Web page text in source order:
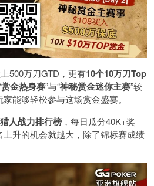
500万刀GTD，更有10个10万刀Top
赏金热身赛”与“神秘赏金迷你主赛”较
能够轻松参与这场赏金盛宴。
猎人战力排行榜 ，每日瓜分40K+奖
升的机会就越大，除了锦标赛成绩